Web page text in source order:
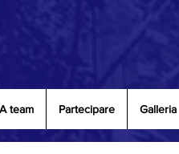
team Partecipare Galleria